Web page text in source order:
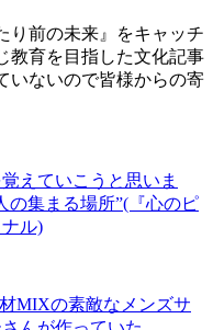
り前の未来』をキャッチ
教育を目指した文化記事
いないので皆様からの寄
えていこうと思いま
集まる場所”(『心のピ
ル)
MIXの素敵なメンズサ